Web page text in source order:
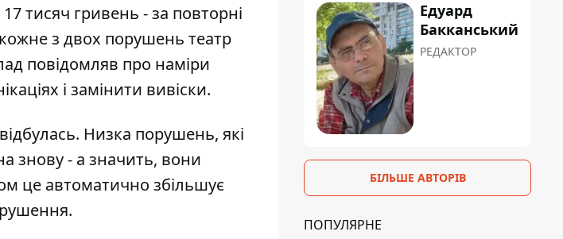
тисяч гривень - за повторні
з двох порушень театр
повідомляв про наміри
і замінити вивіски.
Низка порушень, які
знову - а значить, вони
це автоматично збільшує
Едуард
Бакканський
РЕДАКТОР
БІЛЬШЕ АВТОРІВ
ПОПУЛЯРНЕ